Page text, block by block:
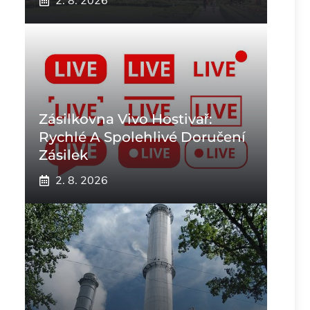
Zásilkovna Vivo Hostivař:
Rychlé A Spolehlivé Doručení
Zásilek
2. 8. 2026